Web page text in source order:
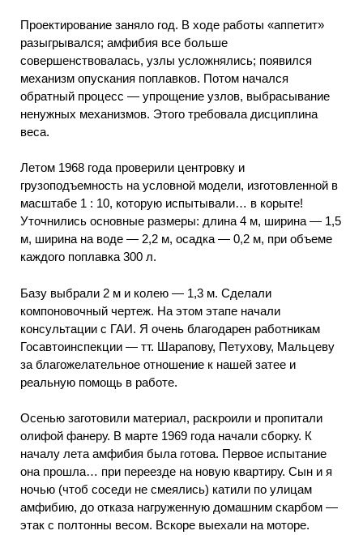
Проектирование заняло год. В ходе работы «аппетит»
разыгрывался; амфибия все больше
совершенствовалась, узлы усложнялись; появился
механизм опускания поплавков. Потом начался
обратный процесс — упрощение узлов, выбрасывание
ненужных механизмов. Этого требовала дисциплина
веса.
Летом 1968 года проверили центровку и
грузоподъемность на условной модели, изготовленной в
масштабе 1 : 10, которую испытывали… в корыте!
Уточнились основные размеры: длина 4 м, ширина — 1,5
м, ширина на воде — 2,2 м, осадка — 0,2 м, при объеме
каждого поплавка 300 л.
Базу выбрали 2 м и колею — 1,3 м. Сделали
компоновочный чертеж. На этом этапе начали
консультации с ГАИ. Я очень благодарен работникам
Госавтоинспекции — тт. Шарапову, Петухову, Мальцеву
за благожелательное отношение к нашей затее и
реальную помощь в работе.
Осенью заготовили материал, раскроили и пропитали
олифой фанеру. В марте 1969 года начали сборку. К
началу лета амфибия была готова. Первое испытание
она прошла… при переезде на новую квартиру. Сын и я
ночью (чтоб соседи не смеялись) катили по улицам
амфибию, до отказа нагруженную домашним скарбом —
этак с полтонны весом. Вскоре выехали на моторе.